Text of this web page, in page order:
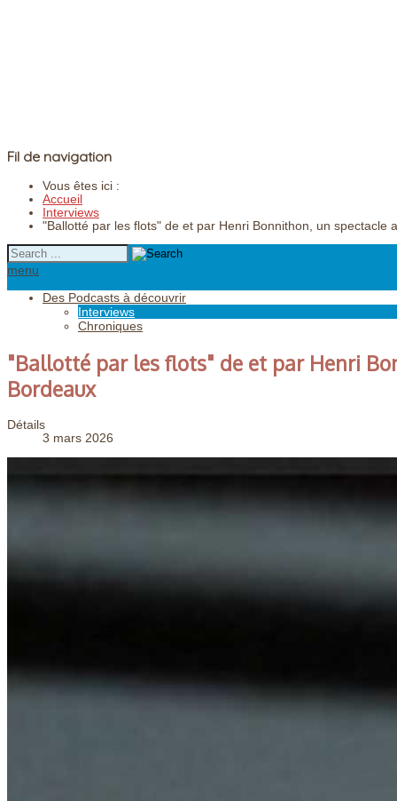
Fil de navigation
Vous êtes ici :
Accueil
Interviews
"Ballotté par les flots" de et par Henri Bonnithon, un spectacle
menu
Des Podcasts à découvrir
Interviews
Chroniques
"Ballotté par les flots" de et par Henri
Bordeaux
Détails
3 mars 2026